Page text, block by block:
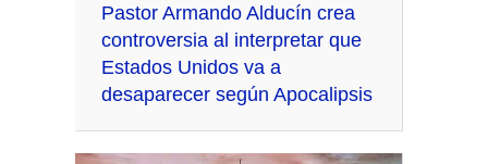
Pastor Armando Alducín crea
controversia al interpretar que
Estados Unidos va a
desaparecer según Apocalipsis